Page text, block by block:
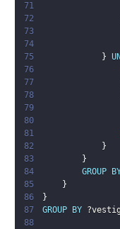
71
72
73
74
75
}
76
77
78
79
80
81
82
}
83
}
84
GROUP
85
}
86
}
87
GROUP BY
88